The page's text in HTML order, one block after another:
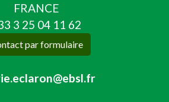
FRANCE
3 25 04 11 62
par formulaire